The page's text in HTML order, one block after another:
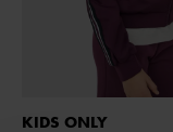
KIDS ONLY